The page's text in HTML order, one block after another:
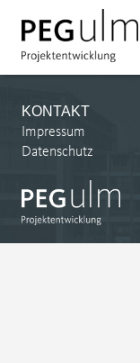
KONTAKT
Impressum
Datenschutz